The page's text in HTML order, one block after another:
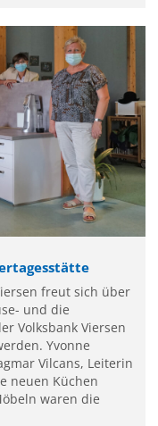
freut sich über
und die
Volksbank Viersen
Yvonne
Vilcans, Leiterin
neuen Küchen
waren die